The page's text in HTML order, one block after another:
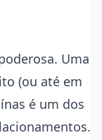
Uma
(ou até em
é um dos